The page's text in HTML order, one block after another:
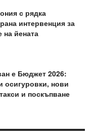
с рядка
интервенция за
на йената
е Бюджет 2026:
осигуровки, нови
и поскъпване